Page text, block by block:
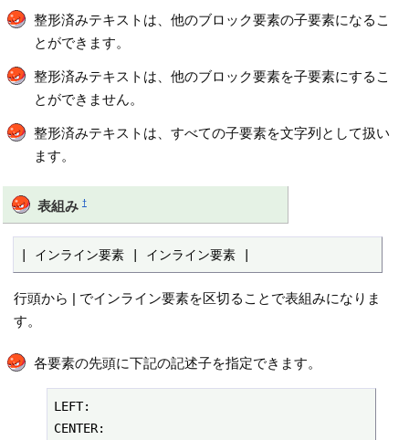
整形済みテキストは、他のブロック要素の子要素になるこ
とができます。
整形済みテキストは、他のブロック要素を子要素にするこ
とができません。
整形済みテキストは、すべての子要素を文字列として扱い
ます。
表組み †
| インライン要素 | インライン要素 |
行頭から | でインライン要素を区切ることで表組みになりま
す。
各要素の先頭に下記の記述子を指定できます。
LEFT:
CENTER: